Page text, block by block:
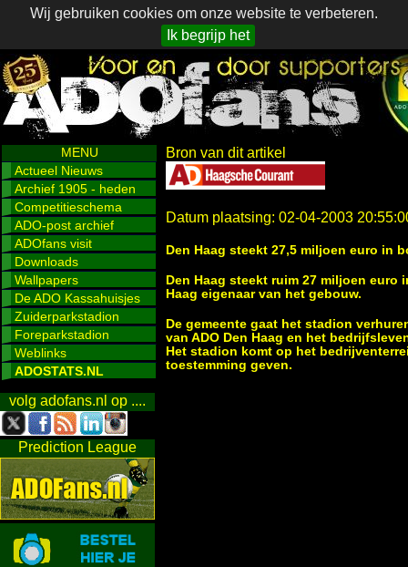
Wij gebruiken cookies om onze website te verbeteren.
Ik begrijp het
MENU
Actueel Nieuws
Archief 1905 - heden
Competitieschema
ADO-post archief
ADOfans visit
Downloads
Wallpapers
De ADO Kassahuisjes
Zuiderparkstadion
Foreparkstadion
Weblinks
ADOSTATS.NL
volg adofans.nl op ....
Prediction League
Bron van dit artikel
Datum plaatsing: 02-04-2003
Den Haag steekt 27,5 miljoen euro in
Den Haag steekt ruim 27 miljoen euro
Haag eigenaar van het gebouw.
De gemeente gaat het stadion
van ADO Den Haag en het
Het stadion komt op het
toestemming geven.